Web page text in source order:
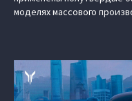
моделях массового